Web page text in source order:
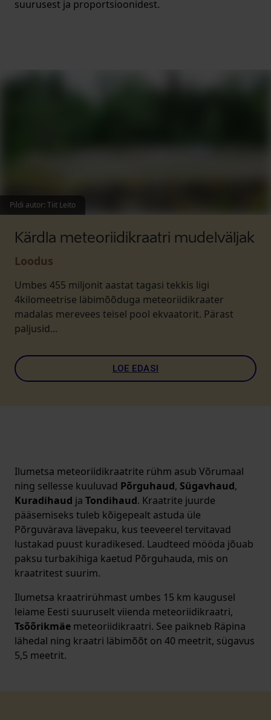
suurusest ja proportsioonidest.
Pildi autor: Tiit Leito
Kärdla meteoriidikraatri mudelväljak
Loodus
Umbes 455 miljonit aastat tagasi tekkis ligi
4kilomeetrise läbimõõduga meteoriidikraater
madalas merevees teisel pool ekvaatorit. Pärast
paljusid...
LOE EDASI
Ilumetsa meteoriidikraatrite rühm asub Võrumaal
ning sellesse kuuluvad Põrguhaud, Sügavhaud,
Kuradihaud ja Tondihaud. Kraatrite juurde
pääsemiseks tuleb kõigepealt astuda üle
Põrguvärava lävepaku, kus teeveerel tervitavad
lustakad puust kuradikesed. Laudteed mööda jõuab
paksu turbakihiga kaetud Põrguhauda, mis on
kraatritest suurim.
Ilumetsa kraatrirühmast umbes 15 km kaugusel
leiame Eesti suuruselt viienda meteoriidikraatri,
Tsõõrikmäe meteoriidikraatri. See paikneb Räpina
lähedal ning kraatri läbimõõt on 40 meetrit, sügavus
5,5 meetrit.